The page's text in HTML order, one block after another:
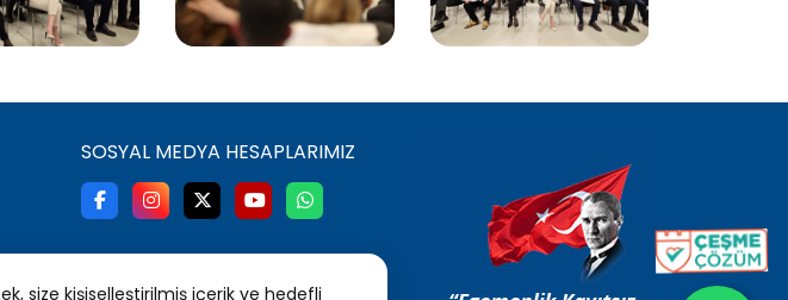
size kişiselleştirilmiş içerik ve hedefli
SOSYAL MEDYA HESAPLARIMIZ